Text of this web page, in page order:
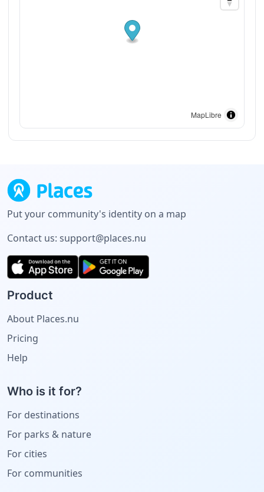
MapLibre
Put your community's identity on a map
Contact us: support@places.nu
Product
About Places.nu
Pricing
Help
Who is it for?
For destinations
For parks & nature
For cities
For communities